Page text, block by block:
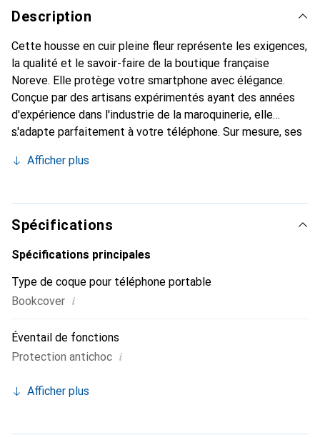
Description
Cette housse en cuir pleine fleur représente les exigences,
la qualité et le savoir-faire de la boutique française
Noreve. Elle protège votre smartphone avec élégance.
Conçue par des artisans expérimentés ayant des années
d'expérience dans l'industrie de la maroquinerie, elle
s'adapte parfaitement à votre téléphone. Sur mesure, ses
devient l'accessoire chic et indispensable pour votre
produits de haute qualité, la marque Noreve est un choix
fiable pour une clientèle exigeante.
Afficher plus
Spécifications
Spécifications principales
Type de coque pour téléphone portable
Bookcover i
Éventail de fonctions
Protection antichoc i
Afficher plus